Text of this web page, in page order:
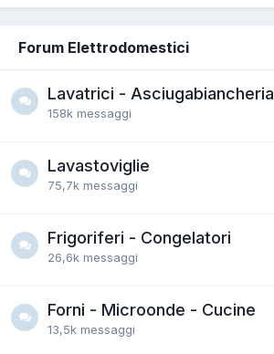
Forum Elettrodomestici
Lavatrici - Asciugabiancheria
158k messaggi
Lavastoviglie
75,7k messaggi
Frigoriferi - Congelatori
26,6k messaggi
Forni - Microonde - Cucine
13,5k messaggi